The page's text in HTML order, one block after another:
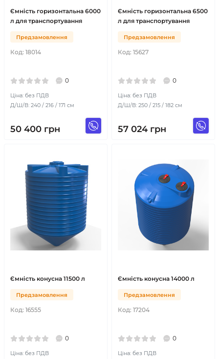
Ємність горизонтальна 6000
л для транспортування
Код: 18014
Предзамовлення
0
Ціна: без ПДВ
Д/Ш/В: 240 / 216 / 171 см
50 400 грн
Ємність горизонтальна 6500
л для транспортування
Код: 15627
Предзамовлення
0
Ціна: без ПДВ
Д/Ш/В: 250 / 215 / 182 см
57 024 грн
Ємність конусна 11500 л
Код: 16555
Предзамовлення
0
Ціна: без ПДВ
Ємність конусна 14000 л
Код: 17204
Предзамовлення
0
Ціна: без ПДВ